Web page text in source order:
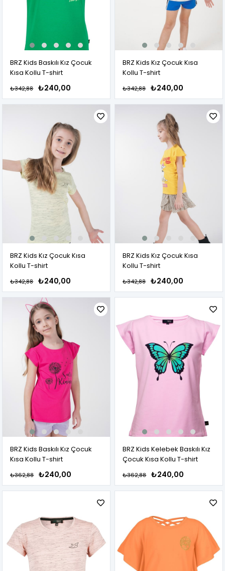
BRZ Kids Baskılı Kız Çocuk
Kısa Kollu T-shirt
₺240,00
₺342,88
BRZ Kids Kız Çocuk Kısa
Kollu T-shirt
₺240,00
₺342,88
BRZ Kids Kız Çocuk Kısa
Kollu T-shirt
₺240,00
₺342,88
BRZ Kids Kız Çocuk Kısa
Kollu T-shirt
₺240,00
₺342,88
BRZ Kids Baskılı Kız Çocuk
Kısa Kollu T-shirt
₺240,00
₺362,88
BRZ Kids Kelebek Baskılı Kız
Çocuk Kısa Kollu T-shirt
₺240,00
₺362,88